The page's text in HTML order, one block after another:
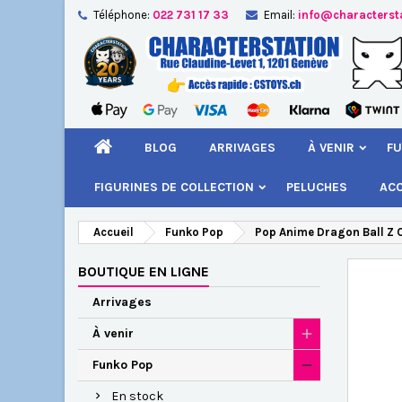
Téléphone: 022 731 17 33 Email:
BLOG ARRIVAGES À VENIR
FIGURINES DE COLLECTION PELUCHES
Accueil Funko Pop Pop Anime Dragon Ball Z
BOUTIQUE EN LIGNE
Arrivages
À venir
Funko Pop
En stock